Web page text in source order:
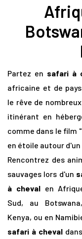
Partez en safari à
africaine et de
le rêve de
itinérant en
comme dans le film
en étoile autour
Rencontrez des
sauvages lors d'un
à chevalen
Sud, au
Kenya, ou en
safari à cheval